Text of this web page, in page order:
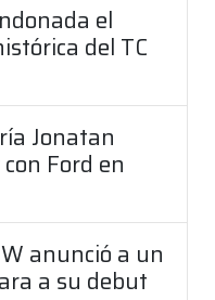
el
del TC
Jonatan
Ford en
anunció a un
a su debut